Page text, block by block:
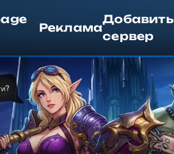
Реклама
Добавить
сервер